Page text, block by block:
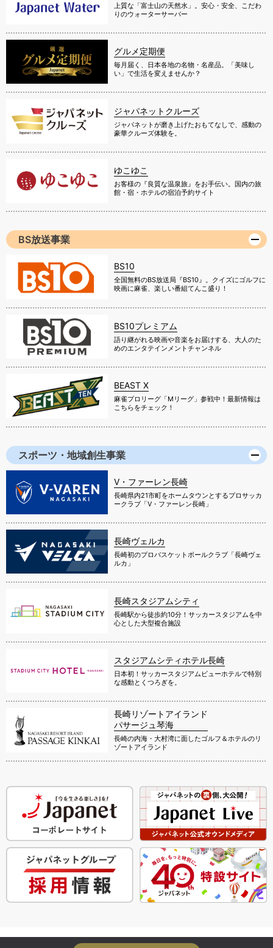
上質な「富士山の天然水」。安心・安全、こだわ
りのウォーターサーバー
グルメ定期便
毎月届く、日本各地の名物・名産品。「美味し
い」で生活を変えませんか？
ジャパネットクルーズ
ジャパネットが磨き上げたおもてなしで、感動の
豪華クルーズ体験を。
ゆこゆこ
お客様の『良質な温泉旅』をお手伝い。国内の旅
館・宿・ホテルの宿泊予約サイト
BS放送事業
BS10
全国無料のBS放送局『BS10』。クイズにゴルフに
映画に麻雀、楽しい番組てんこ盛り！
BS10プレミアム
語り継がれる映画や音楽をお届けする、大人のた
めのエンタテインメントチャンネル
BEAST X
麻雀プロリーグ「Mリーグ」参戦中！最新情報は
こちらをチェック！
スポーツ・地域創生事業
V・ファーレン長崎
長崎県内21市町をホームタウンとするプロサッカ
ークラブ「V・ファーレン長崎」
長崎ヴェルカ
長崎初のプロバスケットボールクラブ「長崎ヴェ
ルカ」
長崎スタジアムシティ
長崎駅から徒歩約10分！サッカースタジアムを中
心とした大型複合施設
スタジアムシティホテル長崎
日本初！サッカースタジアムビューホテルで特別
な感動とくつろぎを。
長崎リゾートアイランド
パサージュ琴海
長崎の内海・大村湾に面したゴルフ＆ホテルのリ
ゾートアイランド